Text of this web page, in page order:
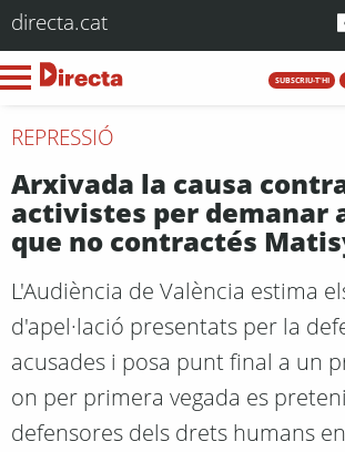
directa.cat
SUBSCRIU-T'HI
REPRESSIÓ
Arxivada la causa
activistes per demanar
que no contractés
L'Audiència de València estima
d'apel·lació presentats per la
acusades i posa punt final a un
on per primera vegada es
defensores dels drets humans